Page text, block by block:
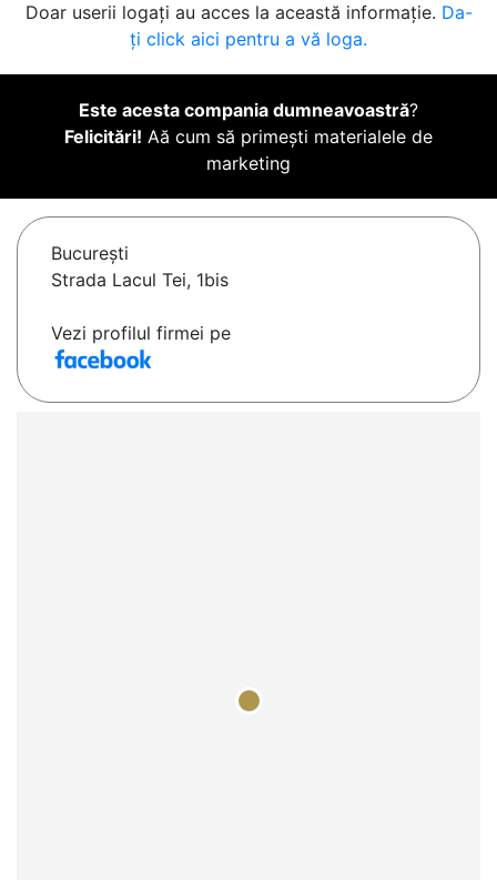
Doar userii logați au acces la această informație. Da-
ți click aici pentru a vă loga.
Este acesta compania dumneavoastră?
Felicitări! Aă cum să primești materialele de
marketing
Bucureşti
Strada Lacul Tei, 1bis
Vezi profilul firmei pe